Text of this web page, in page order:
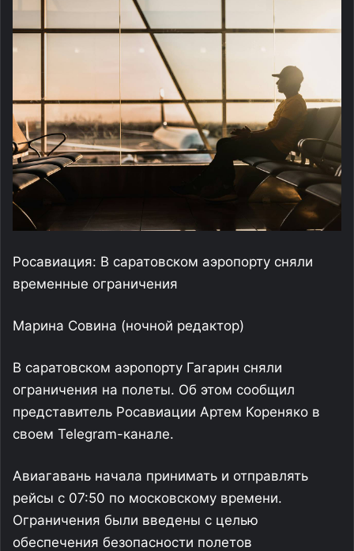
Росавиация: В саратовском аэропорту сняли
временные ограничения
Марина Совина (ночной редактор)
В саратовском аэропорту Гагарин сняли
ограничения на полеты. Об этом сообщил
представитель Росавиации Артем Кореняко в
своем Telegram-канале.
Авиагавань начала принимать и отправлять
рейсы с 07:50 по московскому времени.
Ограничения были введены с целью
обеспечения безопасности полетов